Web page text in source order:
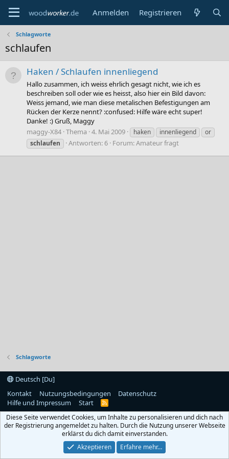
Anmelden Registrieren
Schlagworte
schlaufen
Haken / Schlaufen innenliegend
Hallo zusammen, ich weiss ehrlich gesagt nicht, wie ich es
beschreiben soll oder wie es heisst, also hier ein Bild davon:
Weiss jemand, wie man diese metalischen Befestigungen am
Rücken der Kerze nennt? :confused: Hilfe wäre echt super!
Danke! :) Gruß, Maggy
maggy-X84 Thema 4. Mai 2009 haken innenliegend
or
schlaufen
Antworten: 6 Forum:Amateur fragt
Schlagworte
Deutsch [Du]
Kontakt
Nutzungsbedingungen
Datenschutz
Hilfe und Impressum
Start
R
S
Diese Seite verwendet Cookies, um Inhalte zu personalisieren und dich nach
der Registrierung angemeldet zu halten. Durch die Nutzung unserer Webseite
erklärst du dich damit einverstanden.
Akzeptieren
Erfahre mehr…